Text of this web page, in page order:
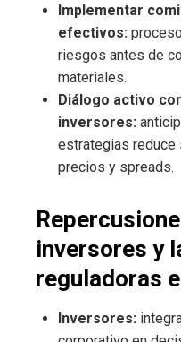
Implementar
efectivos:
riesgos antes de
materiales.
Diálogo activo
inversores:
estrategias reduce
precios y spreads.
inversores y
reguladoras
Inversores: